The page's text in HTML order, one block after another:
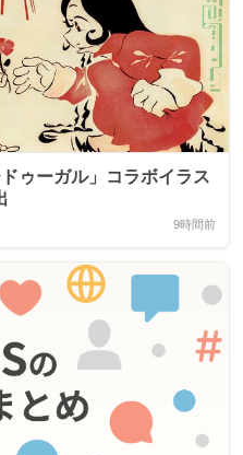
ゥーガル」コラボイラス
9時間前